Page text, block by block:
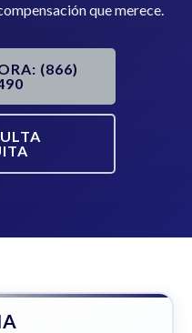
que merece.
(866)